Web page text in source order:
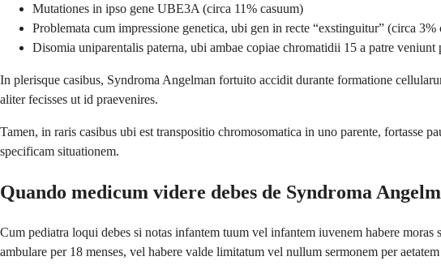
Mutationes in ipso gene UBE3A (circa 11% casuum)
Problemata cum impressione genetica, ubi gen in recte “exstinguitur” (circa 3%
Disomia uniparentalis paterna, ubi ambae copiae chromatidii 15 a patre
In plerisque casibus, Syndroma Angelman fortuito accidit durante formatione
aliter fecisses ut id praevenires.
Tamen, in raris casibus ubi est transpositio chromosomatica in uno parente, fortasse
specificam situationem.
Quando medicum videre debes de Syndroma
Cum pediatra loqui debes si notas infantem tuum vel infantem iuvenem habere
ambulare per 18 menses, vel habere valde limitatum vel nullum sermonem per